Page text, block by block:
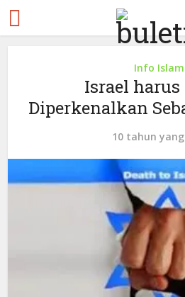
Info Islam
Israel harus
Diperkenalkan
10 tahun